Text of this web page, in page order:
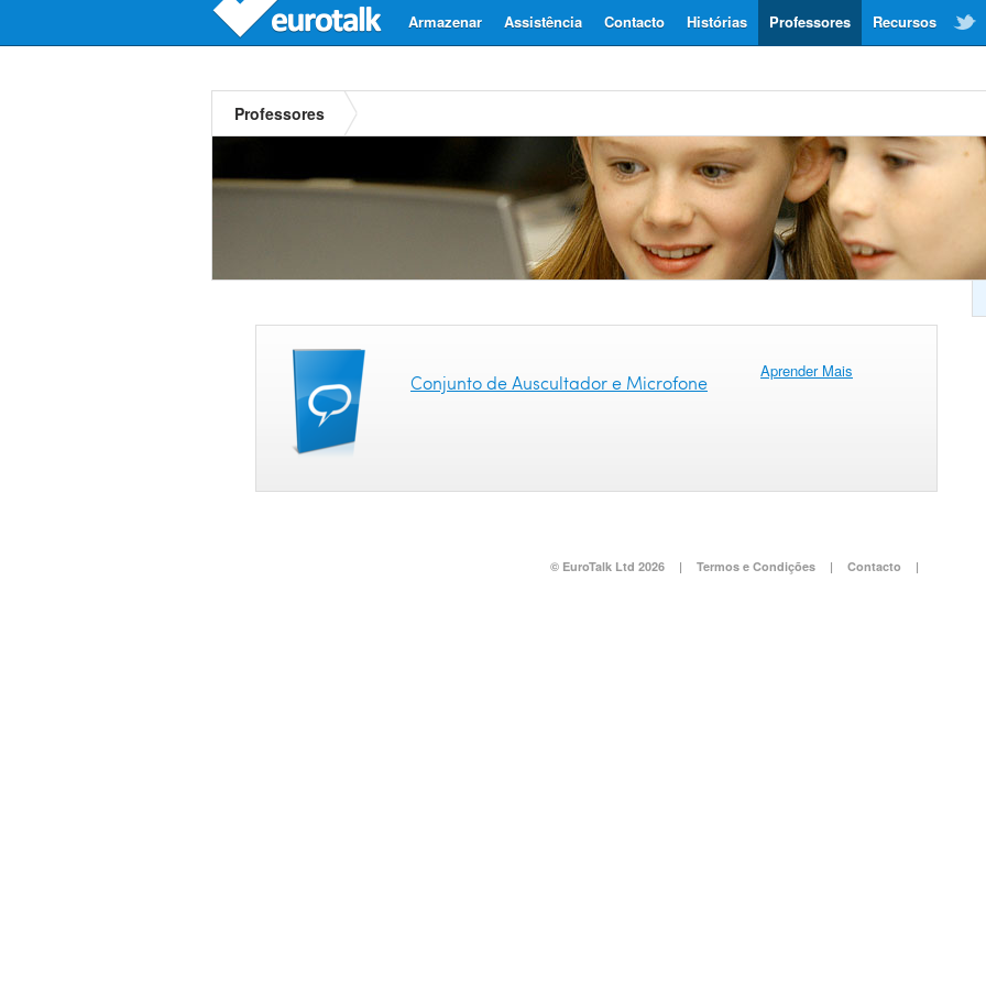
Recursos
Professores
Histórias
Contacto
Assistência
Armazenar
Professores
Conjunto de Auscultador e Microfone
Aprender Mais
© EuroTalk Ltd 2026 | Termos e Condições | Contacto |